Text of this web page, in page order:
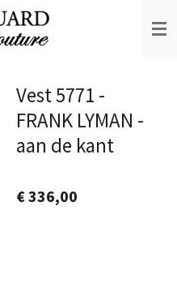
Vest 5771 -
FRANK LYMAN -
aan de kant
€ 336,00